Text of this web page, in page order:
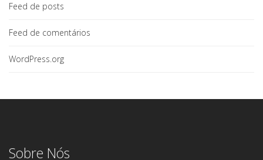
Feed de posts
Feed de comentários
WordPress.org
Sobre Nós